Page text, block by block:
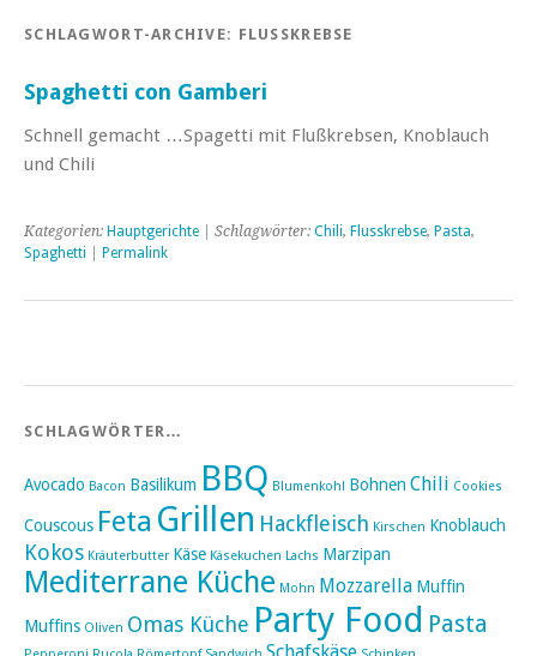
SCHLAGWORT-ARCHIVE: FLUSSKREBSE
Spaghetti con Gamberi
Schnell gemacht …Spagetti mit Flußkrebsen, Knoblauch
und Chili
Kategorien: Hauptgerichte | Schlagwörter: Chili, Flusskrebse, Pasta,
Spaghetti
Permalink
SCHLAGWÖRTER…
Avocado Bacon Basilikum BBQ Blumenkohl Bohnen Chili Cookies
Couscous Feta Grillen Hackfleisch Kirschen Knoblauch
Kokos Kräuterbutter Käse Käsekuchen Lachs Marzipan
Mediterrane Küche Mohn Mozzarella Muffin
Muffins Oliven Omas Küche Party Food Pasta
Schafskäse